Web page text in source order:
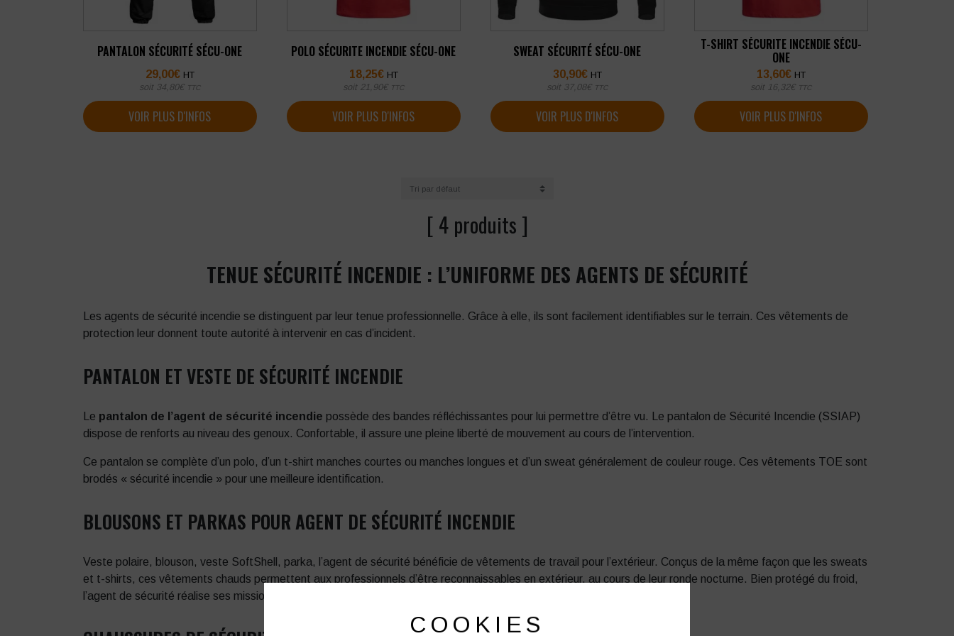
PANTALON SÉCURITÉ SÉCU-ONE
29,00€ HT
soit 34,80€ TTC
VOIR PLUS D'INFOS
POLO SÉCURITE INCENDIE SÉCU-ONE
18,25€ HT
soit 21,90€ TTC
VOIR PLUS D'INFOS
SWEAT SÉCURITÉ SÉCU-ONE
30,90€ HT
soit 37,08€ TTC
VOIR PLUS D'INFOS
T-SHIRT SÉCURITE INCENDIE SÉCU-
ONE
13,60€ HT
soit 16,32€ TTC
VOIR PLUS D'INFOS
[ 4 produits ]
TENUE SÉCURITÉ INCENDIE : L’UNIFORME DES AGENTS DE SÉCURITÉ
Les agents de sécurité incendie se distinguent par leur tenue professionnelle. Grâce à elle, ils sont facilement identifiables sur le terrain. Ces vêtements de
protection leur donnent toute autorité à intervenir en cas d’incident.
PANTALON ET VESTE DE SÉCURITÉ INCENDIE
Le pantalon de l’agent de sécurité incendie possède des bandes réfléchissantes pour lui permettre d’être vu. Le pantalon de Sécurité Incendie (SSIAP)
dispose de renforts au niveau des genoux. Confortable, il assure une pleine liberté de mouvement au cours de l’intervention.
Ce pantalon se complète d’un polo, d’un t-shirt manches courtes ou manches longues et d’un sweat généralement de couleur rouge. Ces vêtements TOE sont
brodés « sécurité incendie » pour une meilleure identification.
BLOUSONS ET PARKAS POUR AGENT DE SÉCURITÉ INCENDIE
Veste polaire, blouson, veste SoftShell, parka, l’agent de sécurité bénéficie de vêtements de travail pour l’extérieur. Conçus de la même façon que les sweats
et t-shirts, ces vêtements chauds permettent aux professionnels d’être reconnaissables en extérieur, au cours de leur ronde nocturne. Bien protégé du froid,
l’agent de sécurité réalise ses missions dans les meilleures conditions.
COOKIES